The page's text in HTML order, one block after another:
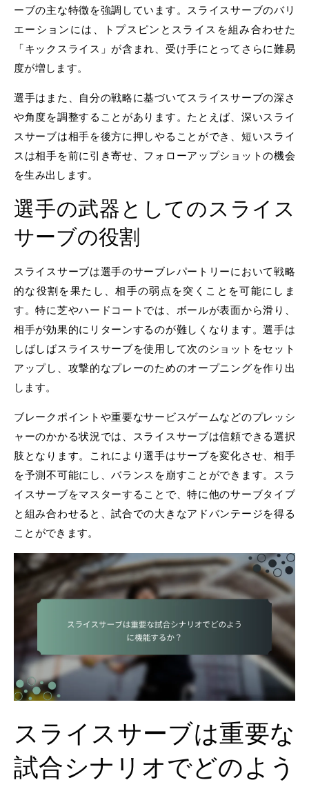
ーブの主な特徴を強調しています。スライスサーブのバリ
エーションには、トプスピンとスライスを組み合わせた
「キックスライス」が含まれ、受け手にとってさらに難易
度が増します。
選手はまた、自分の戦略に基づいてスライスサーブの深さ
や角度を調整することがあります。たとえば、深いスライ
スサーブは相手を後方に押しやることができ、短いスライ
スは相手を前に引き寄せ、フォローアップショットの機会
を生み出します。
選手の武器としてのスライス
サーブの役割
スライスサーブは選手のサーブレパートリーにおいて戦略
的な役割を果たし、相手の弱点を突くことを可能にしま
す。特に芝やハードコートでは、ボールが表面から滑り、
相手が効果的にリターンするのが難しくなります。選手は
しばしばスライスサーブを使用して次のショットをセット
アップし、攻撃的なプレーのためのオープニングを作り出
します。
ブレークポイントや重要なサービスゲームなどのプレッシ
ャーのかかる状況では、スライスサーブは信頼できる選択
肢となります。これにより選手はサーブを変化させ、相手
を予測不可能にし、バランスを崩すことができます。スラ
イスサーブをマスターすることで、特に他のサーブタイプ
と組み合わせると、試合での大きなアドバンテージを得る
ことができます。
スライスサーブは重要な
試合シナリオでどのよう